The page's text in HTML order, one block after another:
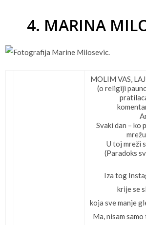
4. MARINA
MOLIM VAS,
(o religiji
Svaki dan – ko
U toj mreži
(Paradoks
Iza tog
krije se
koja sve manje
Ma, nisam